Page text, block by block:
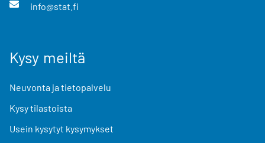
info@stat.fi
Kysy meiltä
Neuvonta ja tietopalvelu
Kysy tilastoista
Usein kysytyt kysymykset